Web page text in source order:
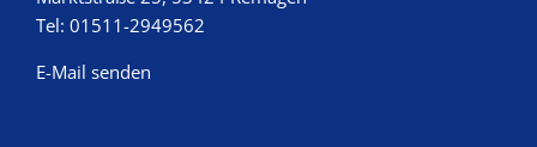
Tel: 01511-2949562
E-Mail senden